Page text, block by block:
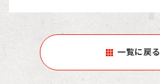
一覧に戻る